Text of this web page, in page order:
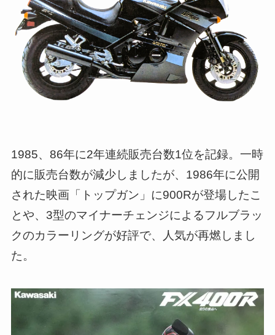
1985、86年に2年連続販売台数1位を記録。一時
的に販売台数が減少しましたが、1986年に公開
された映画「トップガン」に900Rが登場したこ
とや、3型のマイナーチェンジによるフルブラッ
クのカラーリングが好評で、人気が再燃しまし
た。